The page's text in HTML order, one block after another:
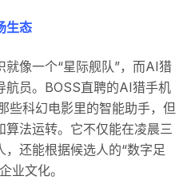
生态
像一个“星际舰队”，而AI猎
航员。BOSS直聘的AI猎手机
些科幻电影里的智能助手，但
法运转。它不仅能在凌晨三
还能根据候选人的“数字足
业文化。